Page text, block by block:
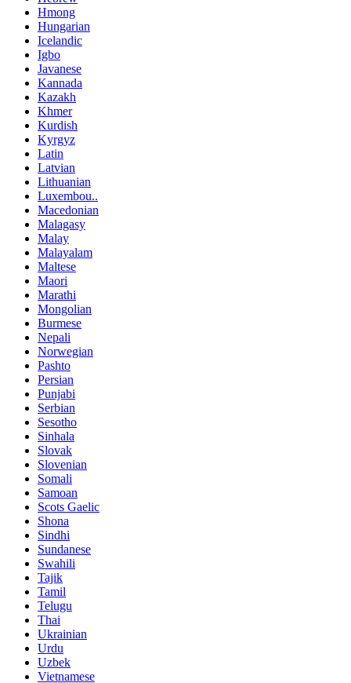
Hmong
Hungarian
Icelandic
Igbo
Javanese
Kannada
Kazakh
Khmer
Kurdish
Kyrgyz
Latin
Latvian
Lithuanian
Luxembou..
Macedonian
Malagasy
Malay
Malayalam
Maltese
Maori
Marathi
Mongolian
Burmese
Nepali
Norwegian
Pashto
Persian
Punjabi
Serbian
Sesotho
Sinhala
Slovak
Slovenian
Somali
Samoan
Scots Gaelic
Shona
Sindhi
Sundanese
Swahili
Tajik
Tamil
Telugu
Thai
Ukrainian
Urdu
Uzbek
Vietnamese